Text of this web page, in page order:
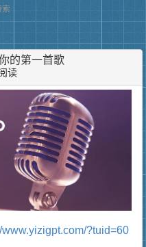
的第一首歌
读
www.yizigpt.com/?tuid=60